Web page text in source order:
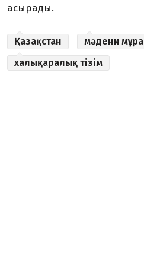
асырады.
Қазақстан мәдени мұра
халықаралық тізім